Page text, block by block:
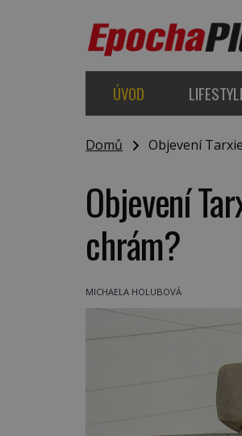
ÚVOD
Domů Objevení
Objevení
chrám?
MICHAELA HOLUBOVÁ